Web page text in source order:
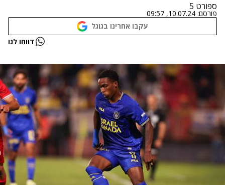
ספורט 5
פורסם: 10.07.24, 09:57
עקבו אחרינו בגוגל
דווחו לנו